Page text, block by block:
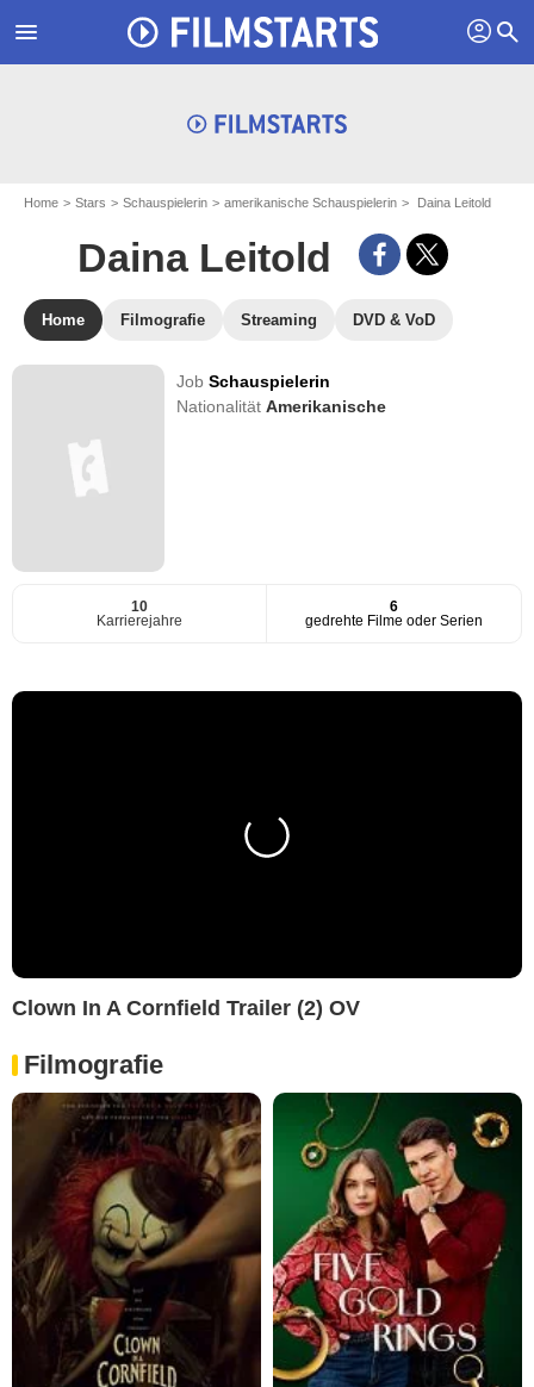
menu profil search
Home Stars Schauspielerin amerikanische Schauspielerin Daina Leitold
Daina Leitold
Home Filmografie Streaming DVD & VoD
JobSchauspielerin
NationalitätAmerikanische
10
Karrierejahre
6
gedrehte Filme oder Serien
Clown In A Cornfield Trailer (2) OV
Filmografie